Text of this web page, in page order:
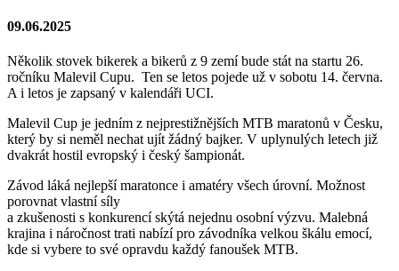
09.06.2025
Několik stovek bikerek a bikerů z 9 zemí bude stát na startu 26.
ročníku Malevil Cupu. Ten se letos pojede už v sobotu 14. června.
A i letos je zapsaný v kalendáři UCI.
Malevil Cup je jedním z nejprestižnějších MTB maratonů v Česku,
který by si neměl nechat ujít žádný bajker. V uplynulých letech již
dvakrát hostil evropský i český šampionát.
Závod láká nejlepší maratonce i amatéry všech úrovní. Možnost
porovnat vlastní síly
a zkušenosti s konkurencí skýtá nejednu osobní výzvu. Malebná
krajina i náročnost trati nabízí pro závodníka velkou škálu emocí,
kde si vybere to své opravdu každý fanoušek MTB.